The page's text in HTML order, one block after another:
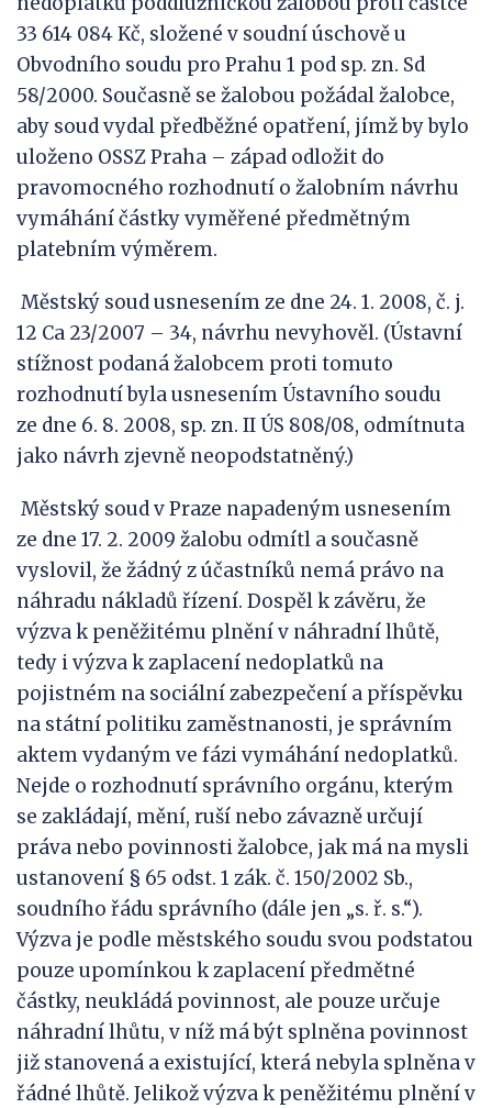
33 614 084 Kč, složené v soudní úschově u
Obvodního soudu pro Prahu 1 pod sp. zn. Sd
58/2000. Současně se žalobou požádal žalobce,
aby soud vydal předběžné opatření, jímž by bylo
uloženo OSSZ Praha – západ odložit do
pravomocného rozhodnutí o žalobním návrhu
vymáhání částky vyměřené předmětným
platebním výměrem.
Městský soud usnesením ze dne 24. 1. 2008, č. j.
12 Ca 23/2007 – 34, návrhu nevyhověl. (Ústavní
stížnost podaná žalobcem proti tomuto
rozhodnutí byla usnesením Ústavního soudu
ze dne 6. 8. 2008, sp. zn. II ÚS 808/08, odmítnuta
jako návrh zjevně neopodstatněný.)
Městský soud v Praze napadeným usnesením
ze dne 17. 2. 2009 žalobu odmítl a současně
vyslovil, že žádný z účastníků nemá právo na
náhradu nákladů řízení. Dospěl k závěru, že
výzva k peněžitému plnění v náhradní lhůtě,
tedy i výzva k zaplacení nedoplatků na
pojistném na sociální zabezpečení a příspěvku
na státní politiku zaměstnanosti, je správním
aktem vydaným ve fázi vymáhání nedoplatků.
Nejde o rozhodnutí správního orgánu, kterým
se zakládají, mění, ruší nebo závazně určují
práva nebo povinnosti žalobce, jak má na mysli
ustanovení § 65 odst. 1 zák. č. 150/2002 Sb.,
soudního řádu správního (dále jen „s. ř. s.“).
Výzva je podle městského soudu svou podstatou
pouze upomínkou k zaplacení předmětné
částky, neukládá povinnost, ale pouze určuje
náhradní lhůtu, v níž má být splněna povinnost
již stanovená a existující, která nebyla splněna v
řádné lhůtě. Jelikož výzva k peněžitému plnění v